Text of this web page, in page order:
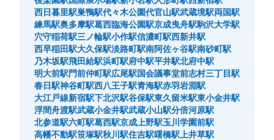
ココリア多摩センター 冷蔵コインロッカ
多摩モノレール 多摩センター駅から徒歩10分
本日の営業時間:10:00〜20:00
ココリアB1 エレベーター降りて左手
西日暮里駅巣鴨駅代々木公園代官山駅武蔵境駅両国駅
練馬駅奥多摩駅葛西臨海公園駅京成曳舟駅駒沢大学駅
穴守稲荷駅三ノ輪駅小作駅信濃町駅西新井駅
西早稲田駅大久保駅淡路町駅南阿佐ヶ谷駅南砂町駅
乃木坂駅飛田給駅浜町駅府中駅平井駅北府中駅
明大前駅門前仲町駅広尾駅国会議事堂前志村三丁目駅
春日駅神谷町駅西八王子駅青海駅赤羽岩淵駅
大江戸線新宿駅下北沢駅谷保駅東久留米駅東小金井駅
浮間舟渡駅武蔵小金井駅武蔵小山駅分倍河原駅
北参道駅六町駅葛西駅京成上野駅玉川学園前駅
高幡不動駅笹塚駅秋川駅住吉駅曙橋駅 上井草駅